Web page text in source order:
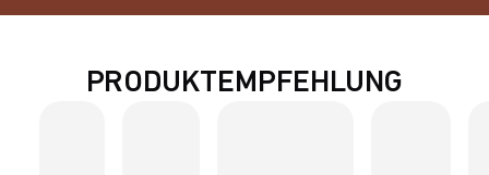
PRODUKTEMPFEHLUNG